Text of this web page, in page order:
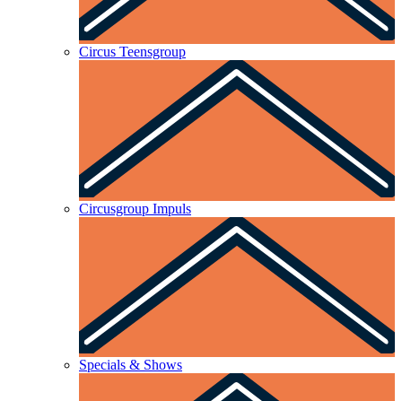
Circus Teensgroup
Circusgroup Impuls
Specials & Shows